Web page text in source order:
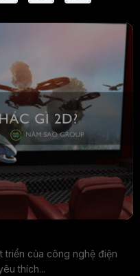
triển của công nghệ điện
thích...